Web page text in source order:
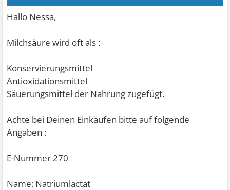
Hallo Nessa,
Milchsäure wird oft als :
Konservierungsmittel
Antioxidationsmittel
Säuerungsmittel der Nahrung zugefügt.
Achte bei Deinen Einkäufen bitte auf folgende
Angaben :
E-Nummer 270
Name: Natriumlactat